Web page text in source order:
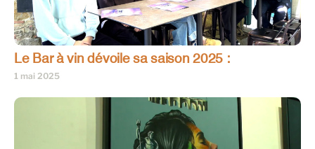
Le Bar à vin dévoile sa saison 2025 :
1 mai 2025